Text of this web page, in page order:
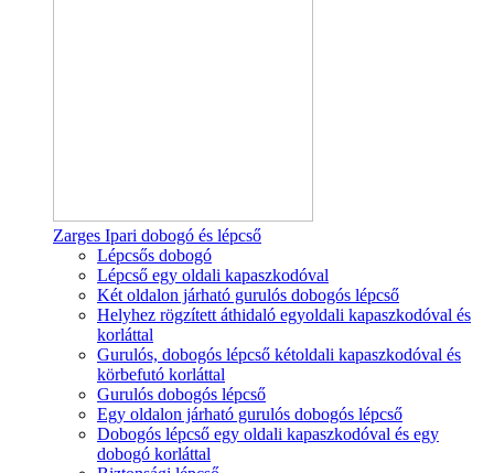
Zarges Ipari dobogó és lépcső
Lépcsős dobogó
Lépcső egy oldali kapaszkodóval
Két oldalon járható gurulós dobogós lépcső
Helyhez rögzített áthidaló egyoldali kapaszkodóval és
korláttal
Gurulós, dobogós lépcső kétoldali kapaszkodóval és
körbefutó korláttal
Gurulós dobogós lépcső
Egy oldalon járható gurulós dobogós lépcső
Dobogós lépcső egy oldali kapaszkodóval és egy
dobogó korláttal